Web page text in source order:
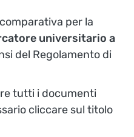
per la
universitario a
del Regolamento di
tutti i documenti
cliccare sul titolo